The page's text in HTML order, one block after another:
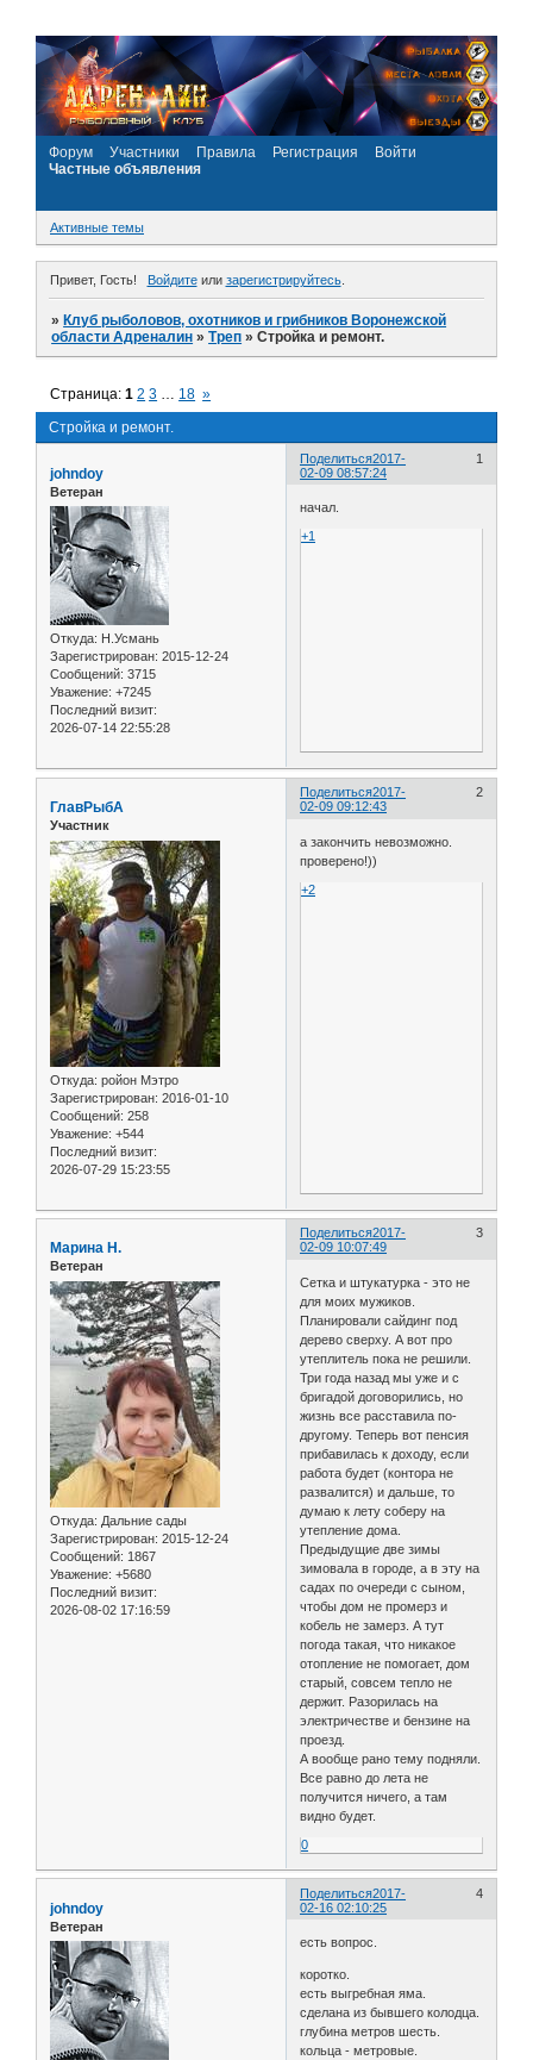
Форум Участники Правила Регистрация
Войти
Частные объявления
Активные темы
Привет, Гость! Войдитеили зарегистрируйтесь.
»Клуб рыболовов, охотников и грибников Воронежской
области Адреналин »Треп »Стройка и ремонт.
Стройка и ремонт.
Страница:1 2 3 … 18 »
Поделиться 1
2017-
02-09 08:57:24
johndoy
Ветеран
Откуда: Н.Усмань
Зарегистрирован: 2015-12-24
Сообщений: 3715
Уважение: +7245
Последний визит:
2026-07-14 22:55:28
начал.
+1
Поделиться 2
2017-
02-09 09:12:43
ГлавРыбА
Участник
Откуда: ройон Мэтро
Зарегистрирован: 2016-01-10
Сообщений: 258
Уважение: +544
Последний визит:
2026-07-29 15:23:55
а закончить невозможно.
проверено!))
+2
Поделиться 3
2017-
02-09 10:07:49
Марина Н.
Ветеран
Откуда: Дальние сады
Зарегистрирован: 2015-12-24
Сообщений: 1867
Уважение: +5680
Последний визит:
2026-08-02 17:16:59
Сетка и штукатурка - это не
для моих мужиков.
Планировали сайдинг под
дерево сверху. А вот про
утеплитель пока не решили.
Три года назад мы уже и с
бригадой договорились, но
жизнь все расставила по-
другому. Теперь вот пенсия
прибавилась к доходу, если
работа будет (контора не
развалится) и дальше, то
думаю к лету соберу на
утепление дома.
Предыдущие две зимы
зимовала в городе, а в эту на
садах по очереди с сыном,
чтобы дом не промерз и
кобель не замерз. А тут
погода такая, что никакое
отопление не помогает, дом
старый, совсем тепло не
держит. Разорилась на
электричестве и бензине на
проезд.
А вообще рано тему подняли.
Все равно до лета не
получится ничего, а там
видно будет.
0
Поделиться 4
2017-
02-16 02:10:25
johndoy
Ветеран
есть вопрос.
коротко.
есть выгребная яма.
сделана из бывшего колодца.
глубина метров шесть.
кольца - метровые.